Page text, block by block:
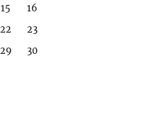
15
16
22
23
29
30